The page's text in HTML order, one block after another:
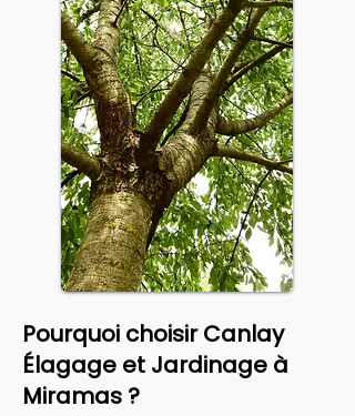
Pourquoi choisir Canlay
Élagage et Jardinage à
Miramas ?